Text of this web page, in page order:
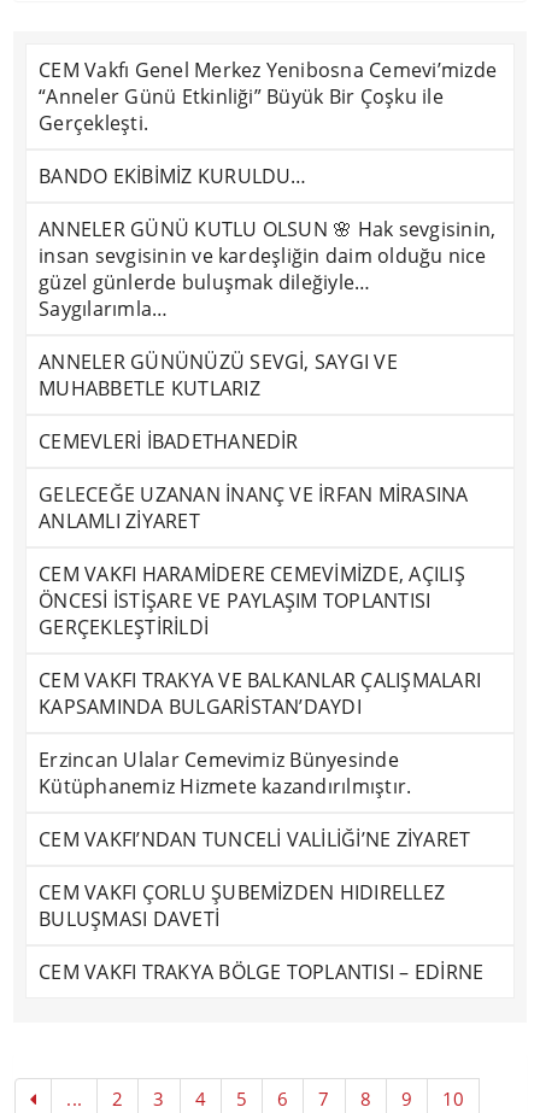
CEM Vakfı Genel Merkez Yenibosna Cemevi’mizde
“Anneler Günü Etkinliği” Büyük Bir Çoşku ile
Gerçekleşti.
BANDO EKİBİMİZ KURULDU…
ANNELER GÜNÜ KUTLU OLSUN 🌸 Hak sevgisinin,
insan sevgisinin ve kardeşliğin daim olduğu nice
güzel günlerde buluşmak dileğiyle…
Saygılarımla…
ANNELER GÜNÜNÜZÜ SEVGİ, SAYGI VE
MUHABBETLE KUTLARIZ
CEMEVLERİ İBADETHANEDİR
GELECEĞE UZANAN İNANÇ VE İRFAN MİRASINA
ANLAMLI ZİYARET
CEM VAKFI HARAMİDERE CEMEVİMİZDE, AÇILIŞ
ÖNCESİ İSTİŞARE VE PAYLAŞIM TOPLANTISI
GERÇEKLEŞTİRİLDİ
CEM VAKFI TRAKYA VE BALKANLAR ÇALIŞMALARI
KAPSAMINDA BULGARİSTAN’DAYDI
Erzincan Ulalar Cemevimiz Bünyesinde
Kütüphanemiz Hizmete kazandırılmıştır.
CEM VAKFI’NDAN TUNCELİ VALİLİĞİ’NE ZİYARET
CEM VAKFI ÇORLU ŞUBEMİZDEN HIDIRELLEZ
BULUŞMASI DAVETİ
CEM VAKFI TRAKYA BÖLGE TOPLANTISI – EDİRNE
... 2 3 4 5 6 7 8 9 10